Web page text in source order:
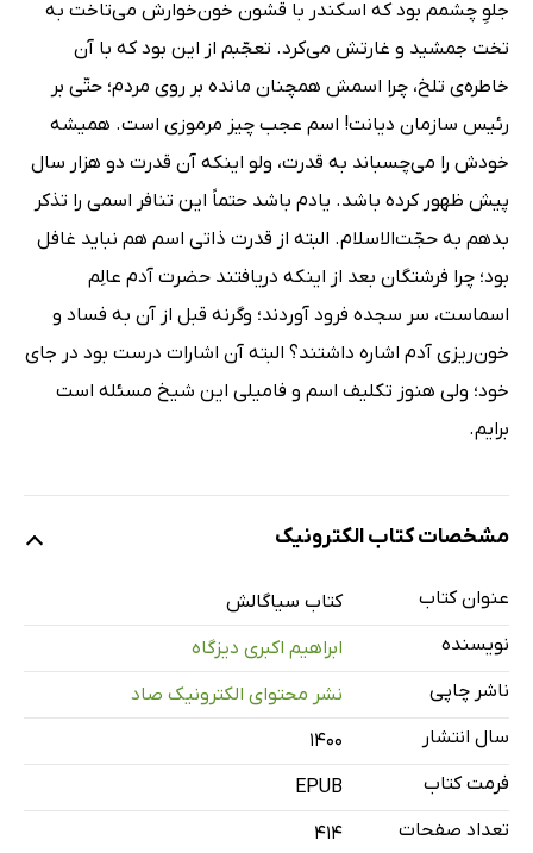
جلوِ چشمم بود که اسکندر با قشون خون‌خوارش می‌تاخت به
تخت‌ جمشید و غارتش می‌کرد. تعجّبم از این بود که با آن
خاطره‌ی تلخ، چرا اسمش همچنان مانده بر روی مردم؛ حتّی بر
رئیس سازمان دیانت! اسم عجب چیز مرموزی است. همیشه
خودش را می‌چسباند به قدرت، ولو اینکه آن قدرت دو هزار سال
پیش ظهور کرده باشد. یادم باشد حتماً این تنافر اسمی را تذکر
بدهم به حجّت‌الاسلام. البته از قدرت ذاتی اسم هم نباید غافل
بود؛ چرا فرشتگان بعد از اینکه دریافتند حضرت آدم عالِم
اسماست، سر سجده فرود آوردند؛ وگرنه قبل‌ از آن به فساد و
خون‌ریزی آدم اشاره داشتند؟ البته آن اشارات درست بود در جای
خود؛ ولی هنوز تکلیف اسم و فامیلی این شیخ مسئله است
برایم.
مشخصات کتاب الکترونیک
عنوان کتاب
کتاب سیاگالش
نویسنده
ابراهیم اکبری دیزگاه
ناشر چاپی
نشر محتوای الکترونیک صاد
سال انتشار
۱۴۰۰
فرمت کتاب
EPUB
تعداد صفحات
414